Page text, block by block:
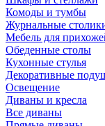
Комоды и тумбы
Журнальные
Мебель для
Обеденные столы
Кухонные стулья
Декоративные
Освещение
Диваны и кресла
Все диваны